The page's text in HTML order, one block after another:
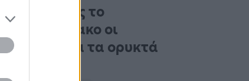
δρόμους το
οι
για τα ορυκτά